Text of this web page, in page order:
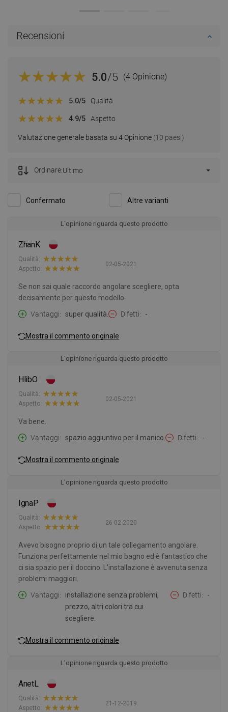
Recensioni
5.0/5 (4 Opinione)
Valutazione generale basata su 4 Opinione (10 paesi)
5.0/5 Qualità
4.9/5 Aspetto
Confermato Altre varianti
Ordinare:Ultimo
L'opinione riguarda questo prodotto
ZhanK
02-05-2021
Qualità:
Aspetto:
Se non sai quale raccordo angolare scegliere, opta
decisamente per questo modello.
Vantaggi
super qualità. Difetti -
Mostra il commento originale
L'opinione riguarda questo prodotto
HlibO
02-05-2021
Qualità:
Aspetto:
Va bene.
Vantaggi
spazio aggiuntivo per il manico. Difetti -
Mostra il commento originale
L'opinione riguarda questo prodotto
IgnaP
26-02-2020
Qualità:
Aspetto:
Avevo bisogno proprio di un tale collegamento angolare.
Funziona perfettamente nel mio bagno ed è fantastico che
ci sia spazio per il doccino. L'installazione è avvenuta senza
problemi maggiori.
Vantaggi
installazione senza problemi,
prezzo, altri colori tra cui
scegliere.
Difetti -
Mostra il commento originale
L'opinione riguarda questo prodotto
AnetL
21-12-2019
Qualità:
Aspetto: